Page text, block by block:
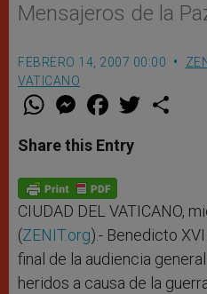
Mensajeros de la
FEBRERO 14, 2007 00:00
VATICANO
W
t
s
p
p
M
e
s
e
g
e
r
F
a
e
b
o
k
w
Share this Entry
CIUDAD DEL VATICANO,
(ZENIT.org).- Benedicto
final de la audiencia
heridos a causa de la